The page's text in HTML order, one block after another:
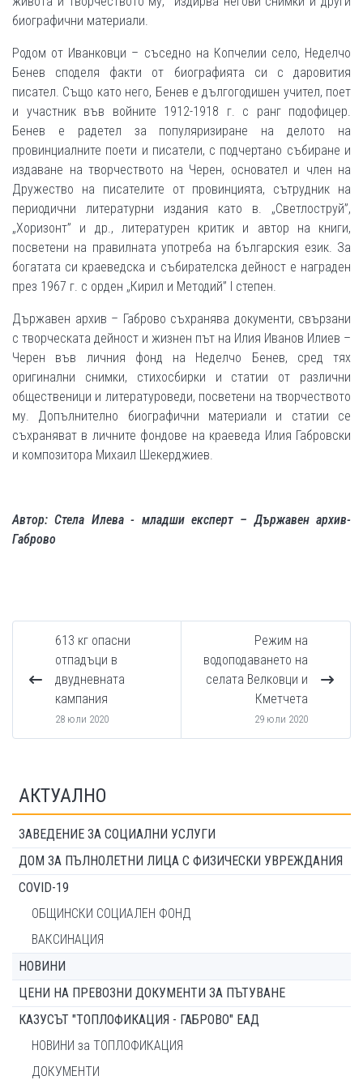
биографични материали.
Родом от Иванковци – съседно на Копчелии село, Неделчо
Бенев споделя факти от биографията си с даровития
писател. Също като него, Бенев е дългогодишен учител, поет
и участник във войните 1912-1918 г. с ранг подофицер.
Бенев е радетел за популяризиране на делото на
провинциалните поети и писатели, с подчертано събиране и
издаване на творчеството на Черен, основател и член на
Дружество на писателите от провинцията, сътрудник на
периодични литературни издания като в. „Светлоструй”,
„Хоризонт” и др., литературен критик и автор на книги,
посветени на правилната употреба на българския език. За
богатата си краеведска и събирателска дейност е награден
през 1967 г. с орден „Кирил и Методий” I степен.
Държавен архив – Габрово съхранява документи, свързани
с творческата дейност и жизнен път на Илия Иванов Илиев –
Черен във личния фонд на Неделчо Бенев, сред тях
оригинални снимки, стихосбирки и статии от различни
общественици и литературоведи, посветени на творчеството
му. Допълнително биографични материали и статии се
съхраняват в личните фондове на краеведа Илия Габровски
и композитора Михаил Шекерджиев.
Автор: Стела Илева - младши експерт – Държавен архив-
Габрово
613 кг опасни
отпадъци в
двудневната
кампания
28 юли 2020
Режим на
водоподаването на
селата Велковци и
Кметчета
29 юли 2020
АКТУАЛНО
ЗАВЕДЕНИЕ ЗА СОЦИАЛНИ УСЛУГИ
ДОМ ЗА ПЪЛНОЛЕТНИ ЛИЦА С ФИЗИЧЕСКИ УВРЕЖДАНИЯ
COVID-19
ОБЩИНСКИ СОЦИАЛЕН ФОНД
ВАКСИНАЦИЯ
НОВИНИ
ЦЕНИ НА ПРЕВОЗНИ ДОКУМЕНТИ ЗА ПЪТУВАНЕ
КАЗУСЪТ "ТОПЛОФИКАЦИЯ - ГАБРОВО" ЕАД
НОВИНИ за ТОПЛОФИКАЦИЯ
ДОКУМЕНТИ